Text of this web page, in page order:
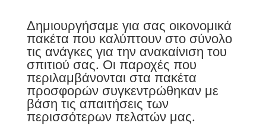
Δημιουργήσαμε για σας οικονομικά
πακέτα που καλύπτουν στο σύνολο
τις ανάγκες για την ανακαίνιση του
σπιτιού σας. Οι παροχές που
περιλαμβάνονται στα πακέτα
προσφορών συγκεντρώθηκαν με
βάση τις απαιτήσεις των
περισσότερων πελατών μας.